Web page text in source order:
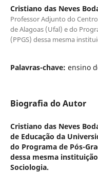
Cristiano das Neves
Professor Adjunto do
de Alagoas (Ufal) e do
(PPGS) dessa mesma
Palavras-chave: ensino
Biografia do Autor
Cristiano das Neves
de Educação da
do Programa de Pós-
dessa mesma
Sociologia.